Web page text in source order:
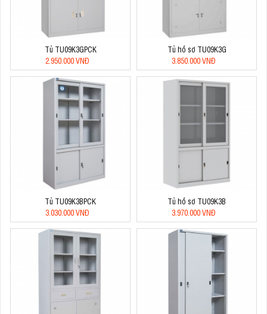
Tủ TU09K3GPCK
2.950.000 VNĐ
Tủ hồ sơ TU09K3G
3.850.000 VNĐ
Tủ TU09K3BPCK
3.030.000 VNĐ
Tủ hồ sơ TU09K3B
3.970.000 VNĐ